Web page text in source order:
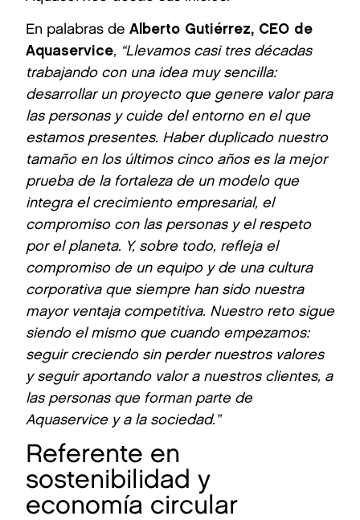
En palabras de Alberto Gutiérrez, CEO de
Aquaservice, “Llevamos casi tres décadas
trabajando con una idea muy sencilla:
desarrollar un proyecto que genere valor para
las personas y cuide del entorno en el que
estamos presentes. Haber duplicado nuestro
tamaño en los últimos cinco años es la mejor
prueba de la fortaleza de un modelo que
integra el crecimiento empresarial, el
compromiso con las personas y el respeto
por el planeta. Y, sobre todo, refleja el
compromiso de un equipo y de una cultura
corporativa que siempre han sido nuestra
mayor ventaja competitiva. Nuestro reto sigue
siendo el mismo que cuando empezamos:
seguir creciendo sin perder nuestros valores
y seguir aportando valor a nuestros clientes, a
las personas que forman parte de
Aquaservice y a la sociedad.”
Referente en
sostenibilidad y
economía circular